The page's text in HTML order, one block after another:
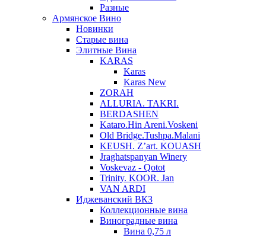
Разные
Армянское Вино
Новинки
Старые вина
Элитные Вина
KARAS
Karas
Karas New
ZORAH
ALLURIA. TAKRI.
BERDASHEN
Kataro.Hin Areni.Voskeni
Old Bridge.Tushpa.Malani
KEUSH. Z’art. KOUASH
Jraghatspanyan Winery
Voskevaz - Qotot
Trinity. KOOR. Jan
VAN ARDI
Иджеванский ВКЗ
Коллекционные вина
Виноградные вина
Вина 0,75 л